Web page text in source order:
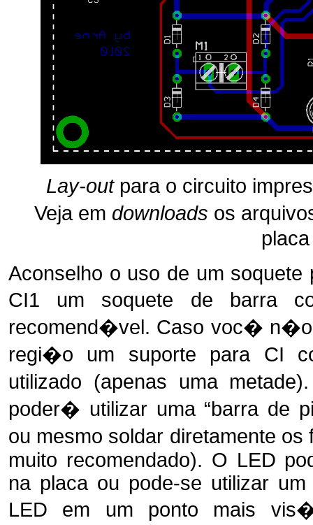
Lay-outpara o circuito
Veja em downloads os
placa
Aconselho o uso de um
CI1 um soquete de barra
recomend�vel. Caso voc� n�o
regi�o um suporte para CI
utilizado (apenas uma
poder� utilizar uma “barra de
ou mesmo soldar diretamente
muito recomendado). O LED
na placa ou pode-se utilizar
LED em um ponto mais